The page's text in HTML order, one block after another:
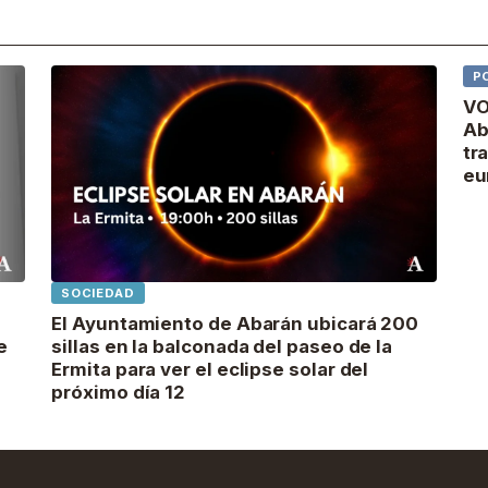
SOCIEDAD
El Ayuntamiento de Abarán ubicará 200
sillas en la balconada del paseo de la
Ermita para ver el eclipse solar del
próximo día 12